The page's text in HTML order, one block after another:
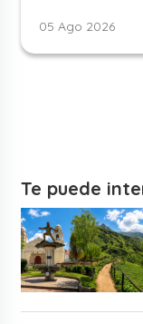
05 Ago 2026
Te puede